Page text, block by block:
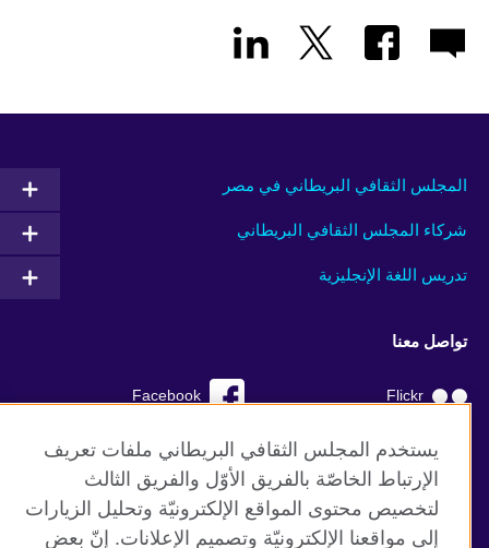
المجلس الثقافي البريطاني في مصر
شركاء المجلس الثقافي البريطاني
تدريس اللغة الإنجليزية
تواصل معنا
Facebook Flickr
YouTube RSS
TikTok
يستخدم المجلس الثقافي البريطاني ملفات تعريف
الإرتباط الخاصّة بالفريق الأوّل والفريق الثالث
لتخصيص محتوى المواقع الإلكترونيّة وتحليل الزيارات
إلى مواقعنا الإلكترونيّة وتصميم الإعلانات. إنّ بعض